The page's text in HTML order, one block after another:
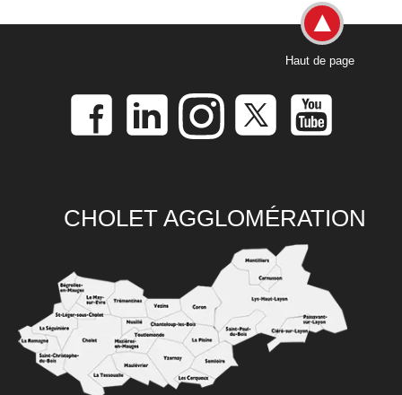
Haut de page
CHOLET AGGLOMÉRATION